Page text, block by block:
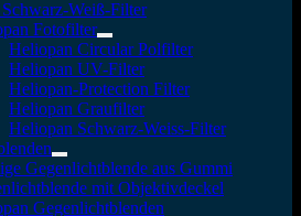
Weiß-Filter
Fotofilter
Heliopan Circular Polfilter
Heliopan UV-Filter
Heliopan-Protection Filter
Heliopan Graufilter
Heliopan Schwarz-Weiss-Filter
Gegenlichtblende aus Gummi
mit Objektivdeckel
Gegenlichtblenden